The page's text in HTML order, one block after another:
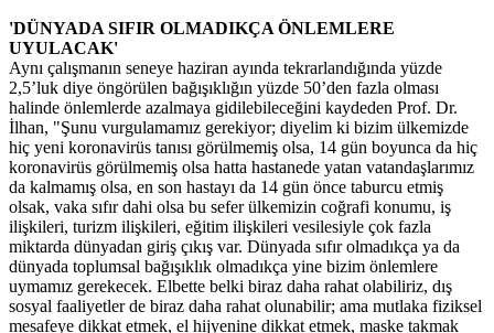
'DÜNYADA SIFIR OLMADIKÇA ÖNLEMLERE
UYULACAK'
Aynı çalışmanın seneye haziran ayında tekrarlandığında yüzde
2,5’luk diye öngörülen bağışıklığın yüzde 50’den fazla olması
halinde önlemlerde azalmaya gidilebileceğini kaydeden Prof. Dr.
İlhan, "Şunu vurgulamamız gerekiyor; diyelim ki bizim ülkemizde
hiç yeni koronavirüs tanısı görülmemiş olsa, 14 gün boyunca da hiç
koronavirüs görülmemiş olsa hatta hastanede yatan vatandaşlarımız
da kalmamış olsa, en son hastayı da 14 gün önce taburcu etmiş
olsak, vaka sıfır dahi olsa bu sefer ülkemizin coğrafi konumu, iş
ilişkileri, turizm ilişkileri, eğitim ilişkileri vesilesiyle çok fazla
miktarda dünyadan giriş çıkış var. Dünyada sıfır olmadıkça ya da
dünyada toplumsal bağışıklık olmadıkça yine bizim önlemlere
uymamız gerekecek. Elbette belki biraz daha rahat olabiliriz, dış
sosyal faaliyetler de biraz daha rahat olunabilir; ama mutlaka fiziksel
mesafeye dikkat etmek, el hijyenine dikkat etmek, maske takmak